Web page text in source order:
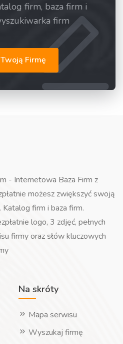
firm, baza firm i
firm
Firmę
- Internetowa Baza Firm z
możesz zwiększyć swoją
firm i baza firm.
logo, 3 zdjęć, pełnych
firmy oraz słów kluczowych
Na skróty
Mapa serwisu
Wyszukaj firmę